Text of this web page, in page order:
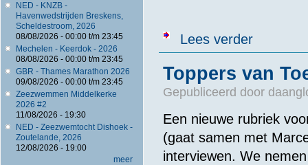
NED - KNZB -
Havenwedstrijden Breskens,
Scheldestroom, 2026
08/08/2026 - 00:00t/m 23:45
Mechelen - Keerdok - 2026
08/08/2026 - 00:00t/m 23:45
GBR - Thames Marathon 2026
09/08/2026 - 00:00t/m 23:45
Zeezwemmen Middelkerke
2026 #2
11/08/2026 - 19:30
NED - Zeezwemtocht Dishoek -
Zoutelande, 2026
12/08/2026 - 19:00
meer
Lees verderover Columns
Toppers van
Gepubliceerd door
Een nieuwe rubriek
(gaat samen met
interviewen. We